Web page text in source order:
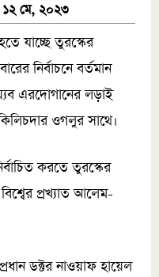
১২ মে, ২০২৩
যাচ্ছে তুরস্কের
নির্বাচনে বর্তমান
এরদোগানের লড়াই
ওগলুর সাথে।
করতে তুরস্কের
প্রখ্যাত আলেম-
ডক্টর নাওয়াফ হায়েল